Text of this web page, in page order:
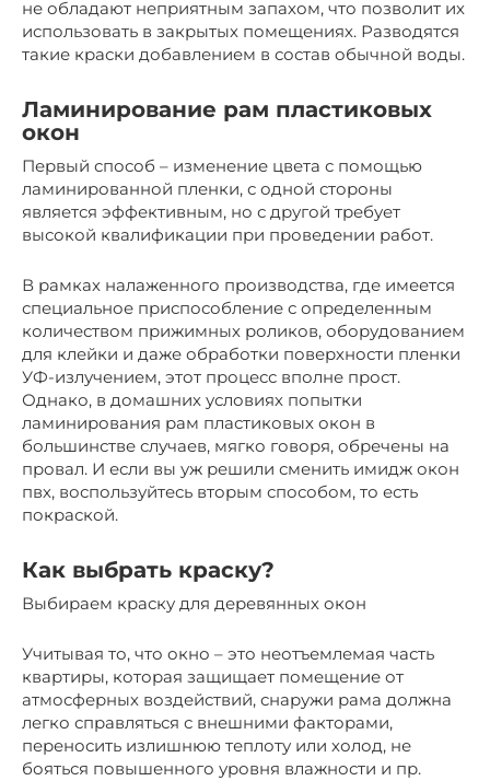
не обладают неприятным запахом, что позволит их
использовать в закрытых помещениях. Разводятся
такие краски добавлением в состав обычной воды.
Ламинирование рам пластиковых
окон
Первый способ – изменение цвета с помощью
ламинированной пленки, с одной стороны
является эффективным, но с другой требует
высокой квалификации при проведении работ.
В рамках налаженного производства, где имеется
специальное приспособление с определенным
количеством прижимных роликов, оборудованием
для клейки и даже обработки поверхности пленки
УФ-излучением, этот процесс вполне прост.
Однако, в домашних условиях попытки
ламинирования рам пластиковых окон в
большинстве случаев, мягко говоря, обречены на
провал. И если вы уж решили сменить имидж окон
пвх, воспользуйтесь вторым способом, то есть
покраской.
Как выбрать краску?
Выбираем краску для деревянных окон
Учитывая то, что окно – это неотъемлемая часть
квартиры, которая защищает помещение от
атмосферных воздействий, снаружи рама должна
легко справляться с внешними факторами,
переносить излишнюю теплоту или холод, не
бояться повышенного уровня влажности и пр.